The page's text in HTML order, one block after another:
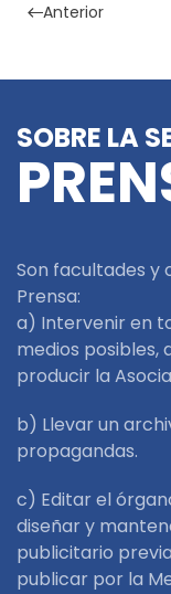
Anterior
SOBRE LA
Son facultades y
Prensa:
a) Intervenir en
medios posibles,
producir la
b) Llevar un
propagandas.
c) Editar el
diseñar y
publicitario
publicar por la